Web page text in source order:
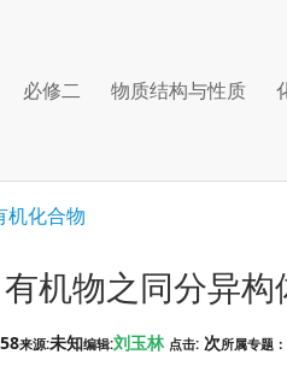
必修二 物质结构与性质
机化合物
机物之同分异构
来源:未知编辑:刘玉林 点击: 次所属专题：